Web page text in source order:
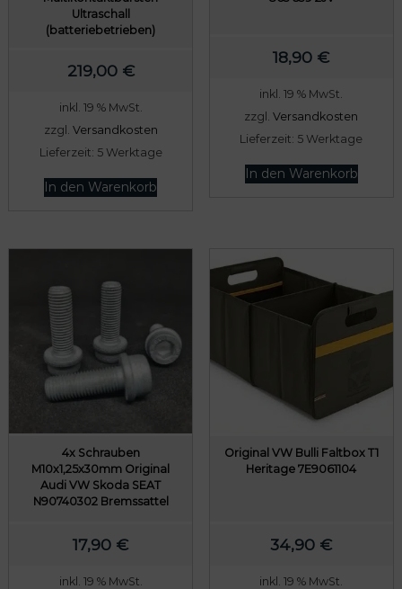
8
,
0
Ultraschall
(batteriebetrieben)
219,00 €
inkl. 19 % MwSt.
zzgl. Versandkosten
Lieferzeit: 5 Werktage
In den Warenkorb
18,90 €
inkl. 19 % MwSt.
zzgl.Versandkosten
Lieferzeit: 5 Werktage
In den Warenkorb
4x Schrauben
M10x1,25x30mm Original
Audi VW Skoda SEAT
N90740302 Bremssattel
17,90 €
inkl. 19 % MwSt.
Original VW Bulli Faltbox T1
Heritage 7E9061104
34,90 €
inkl. 19 % MwSt.